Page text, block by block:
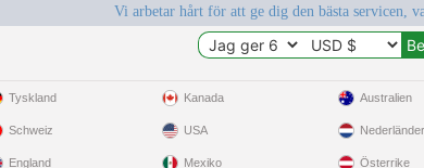
Vi arbetar hårt för att ge dig den bästa servicen,
Tyskland
Schweiz
England
Kanada
USA
Mexiko
Australien
Österrike